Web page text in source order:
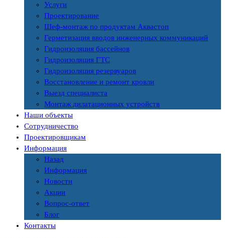
Услуги
Проектирование
Шеф-монтаж по продуктам Аквастоп
Герметизация вводов инженерных коммуникаций
Гидроизоляция бассейнов
Гидроизоляция ГТС
Гидроизоляция резервуаров
Восстановление и ремонт кровли
Выезд специалиста
Монтаж дилатационных устройств
Наши объекты
Сотрудничество
Проектировщикам
Информация
Назад
Информация
Новости
Акции
Вопрос-ответ
Блог
Контакты